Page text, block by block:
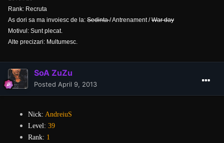
Rank: Recruta
As dori sa ma invoiesc de la: Sedinta/ Antrenament /War day
Motivul: Sunt plecat.
Alte precizari: Multumesc.
SoA ZuZu
Posted April 9, 2013
Nick: AndreiuS
Level: 39
Rank: 1